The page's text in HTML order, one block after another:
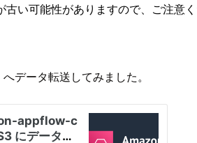
い可能性がありますので、ご注意く
データ転送してみました。